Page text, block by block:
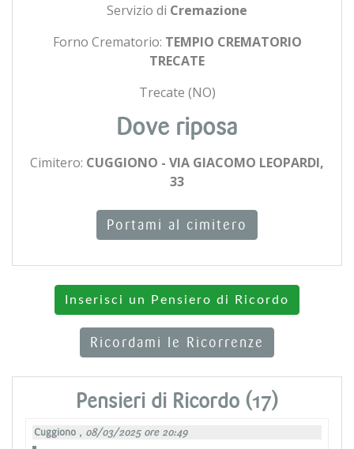
Servizio di Cremazione
Forno Crematorio: TEMPIO CREMATORIO
TRECATE
Trecate (NO)
Dove riposa
Cimitero: CUGGIONO - VIA GIACOMO LEOPARDI,
33
Portami al cimitero
Inserisci un Pensiero di Ricordo
Ricordami le Ricorrenze
Pensieri di Ricordo (17)
Cuggiono , 08/03/2025 ore 20:49